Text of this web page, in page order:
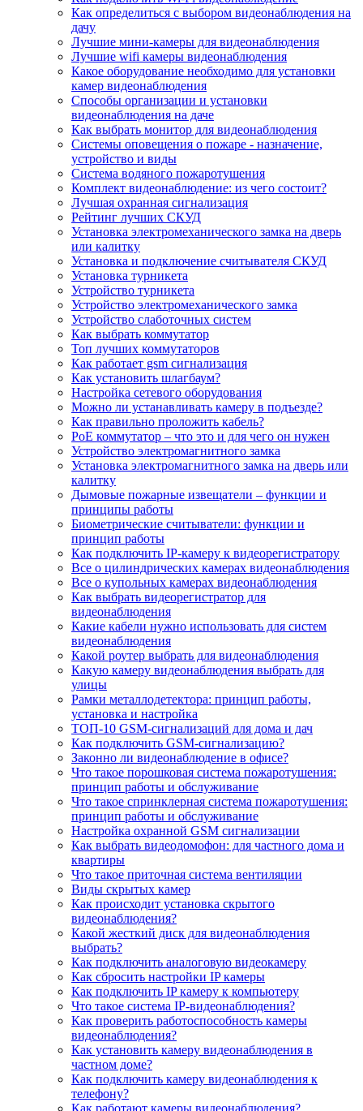
Как определиться с выбором видеонаблюдения на
дачу
Лучшие мини-камеры для видеонаблюдения
Лучшие wifi камеры видеонаблюдения
Какое оборудование необходимо для установки
камер видеонаблюдения
Способы организации и установки
видеонаблюдения на даче
Как выбрать монитор для видеонаблюдения
Системы оповещения о пожаре - назначение,
устройство и виды
Система водяного пожаротушения
Комплект видеонаблюдение: из чего состоит?
Лучшая охранная сигнализация
Рейтинг лучших СКУД
Установка электромеханического замка на дверь
или калитку
Установка и подключение считывателя СКУД
Установка турникета
Устройство турникета
Устройство электромеханического замка
Устройство слаботочных систем
Как выбрать коммутатор
Топ лучших коммутаторов
Как работает gsm сигнализация
Как установить шлагбаум?
Настройка сетевого оборудования
Можно ли устанавливать камеру в подъезде?
Как правильно проложить кабель?
PoE коммутатор – что это и для чего он нужен
Устройство электромагнитного замка
Установка электромагнитного замка на дверь или
калитку
Дымовые пожарные извещатели – функции и
принципы работы
Биометрические считыватели: функции и
принцип работы
Как подключить IP-камеру к видеорегистратору
Все о цилиндрических камерах видеонаблюдения
Все о купольных камерах видеонаблюдения
Как выбрать видеорегистратор для
видеонаблюдения
Какие кабели нужно использовать для систем
видеонаблюдения
Какой роутер выбрать для видеонаблюдения
Какую камеру видеонаблюдения выбрать для
улицы
Рамки металлодетектора: принцип работы,
установка и настройка
ТОП-10 GSM-сигнализаций для дома и дач
Как подключить GSM-сигнализацию?
Законно ли видеонаблюдение в офисе?
Что такое порошковая система пожаротушения:
принцип работы и обслуживание
Что такое спринклерная система пожаротушения:
принцип работы и обслуживание
Настройка охранной GSM сигнализации
Как выбрать видеодомофон: для частного дома и
квартиры
Что такое приточная система вентиляции
Виды скрытых камер
Как происходит установка скрытого
видеонаблюдения?
Какой жесткий диск для видеонаблюдения
выбрать?
Как подключить аналоговую видеокамеру
Как сбросить настройки IP камеры
Как подключить IP камеру к компьютеру
Что такое система IP-видеонаблюдения?
Как проверить работоспособность камеры
видеонаблюдения?
Как установить камеру видеонаблюдения в
частном доме?
Как подключить камеру видеонаблюдения к
телефону?
Как работают камеры видеонаблюдения?